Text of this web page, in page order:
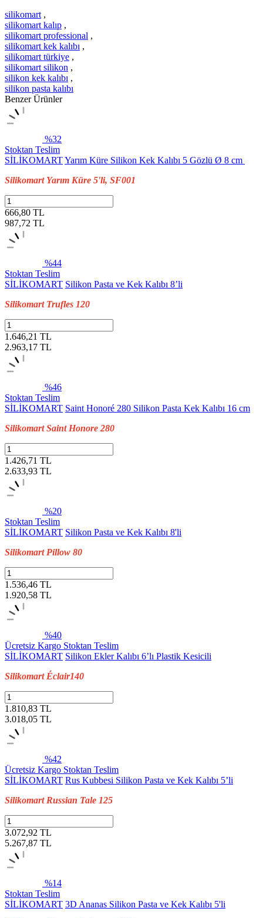
silikomart ,
silikomart kalıp ,
silikomart professional ,
silikomart kek kalıbı ,
silikomart türkiye ,
silikomart silikon ,
silikon kek kalıbı ,
silikon pasta kalıbı
Benzer Ürünler
%32
Stoktan Teslim
SİLİKOMARTYarım Küre Silikon Kek Kalıbı 5 Gözlü Ø 8 cm
Silikomart Yarım Küre 5'li, SF001
666,80 TL
987,72 TL
%44
Stoktan Teslim
SİLİKOMART Silikon Pasta ve Kek Kalıbı 8’li
Silikomart Trufles 120
1.646,21 TL
2.963,17 TL
%46
Stoktan Teslim
SİLİKOMART Saint Honoré 280 Silikon Pasta Kek Kalıbı 16 cm
Silikomart Saint Honore 280
1.426,71 TL
2.633,93 TL
%20
Stoktan Teslim
SİLİKOMART Silikon Pasta ve Kek Kalıbı 8'li
Silikomart Pillow 80
1.536,46 TL
1.920,58 TL
%40
Ücretsiz Kargo Stoktan Teslim
SİLİKOMART Silikon Ekler Kalıbı 6’lı Plastik Kesicili
Silikomart Éclair140
1.810,83 TL
3.018,05 TL
%42
Ücretsiz Kargo Stoktan Teslim
SİLİKOMART Rus Kubbesi Silikon Pasta ve Kek Kalıbı 5’li
Silikomart Russian Tale 125
3.072,92 TL
5.267,87 TL
%14
Stoktan Teslim
SİLİKOMART 3D Ananas Silikon Pasta ve Kek Kalıbı 5'li